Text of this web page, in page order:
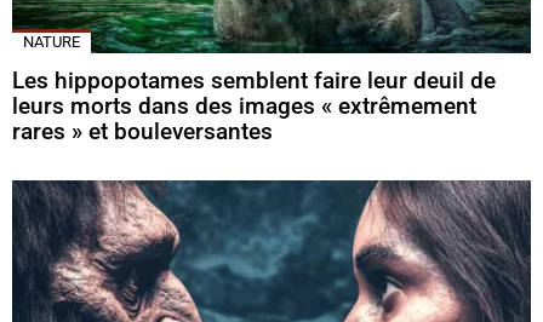
NATURE
Les hippopotames semblent faire leur deuil de
leurs morts dans des images « extrêmement
rares » et bouleversantes